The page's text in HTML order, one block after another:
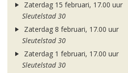
Zaterdag 15 februari, 17.00 uur
Sleutelstad 30
Zaterdag 8 februari, 17.00 uur
Sleutelstad 30
Zaterdag 1 februari, 17.00 uur
Sleutelstad 30